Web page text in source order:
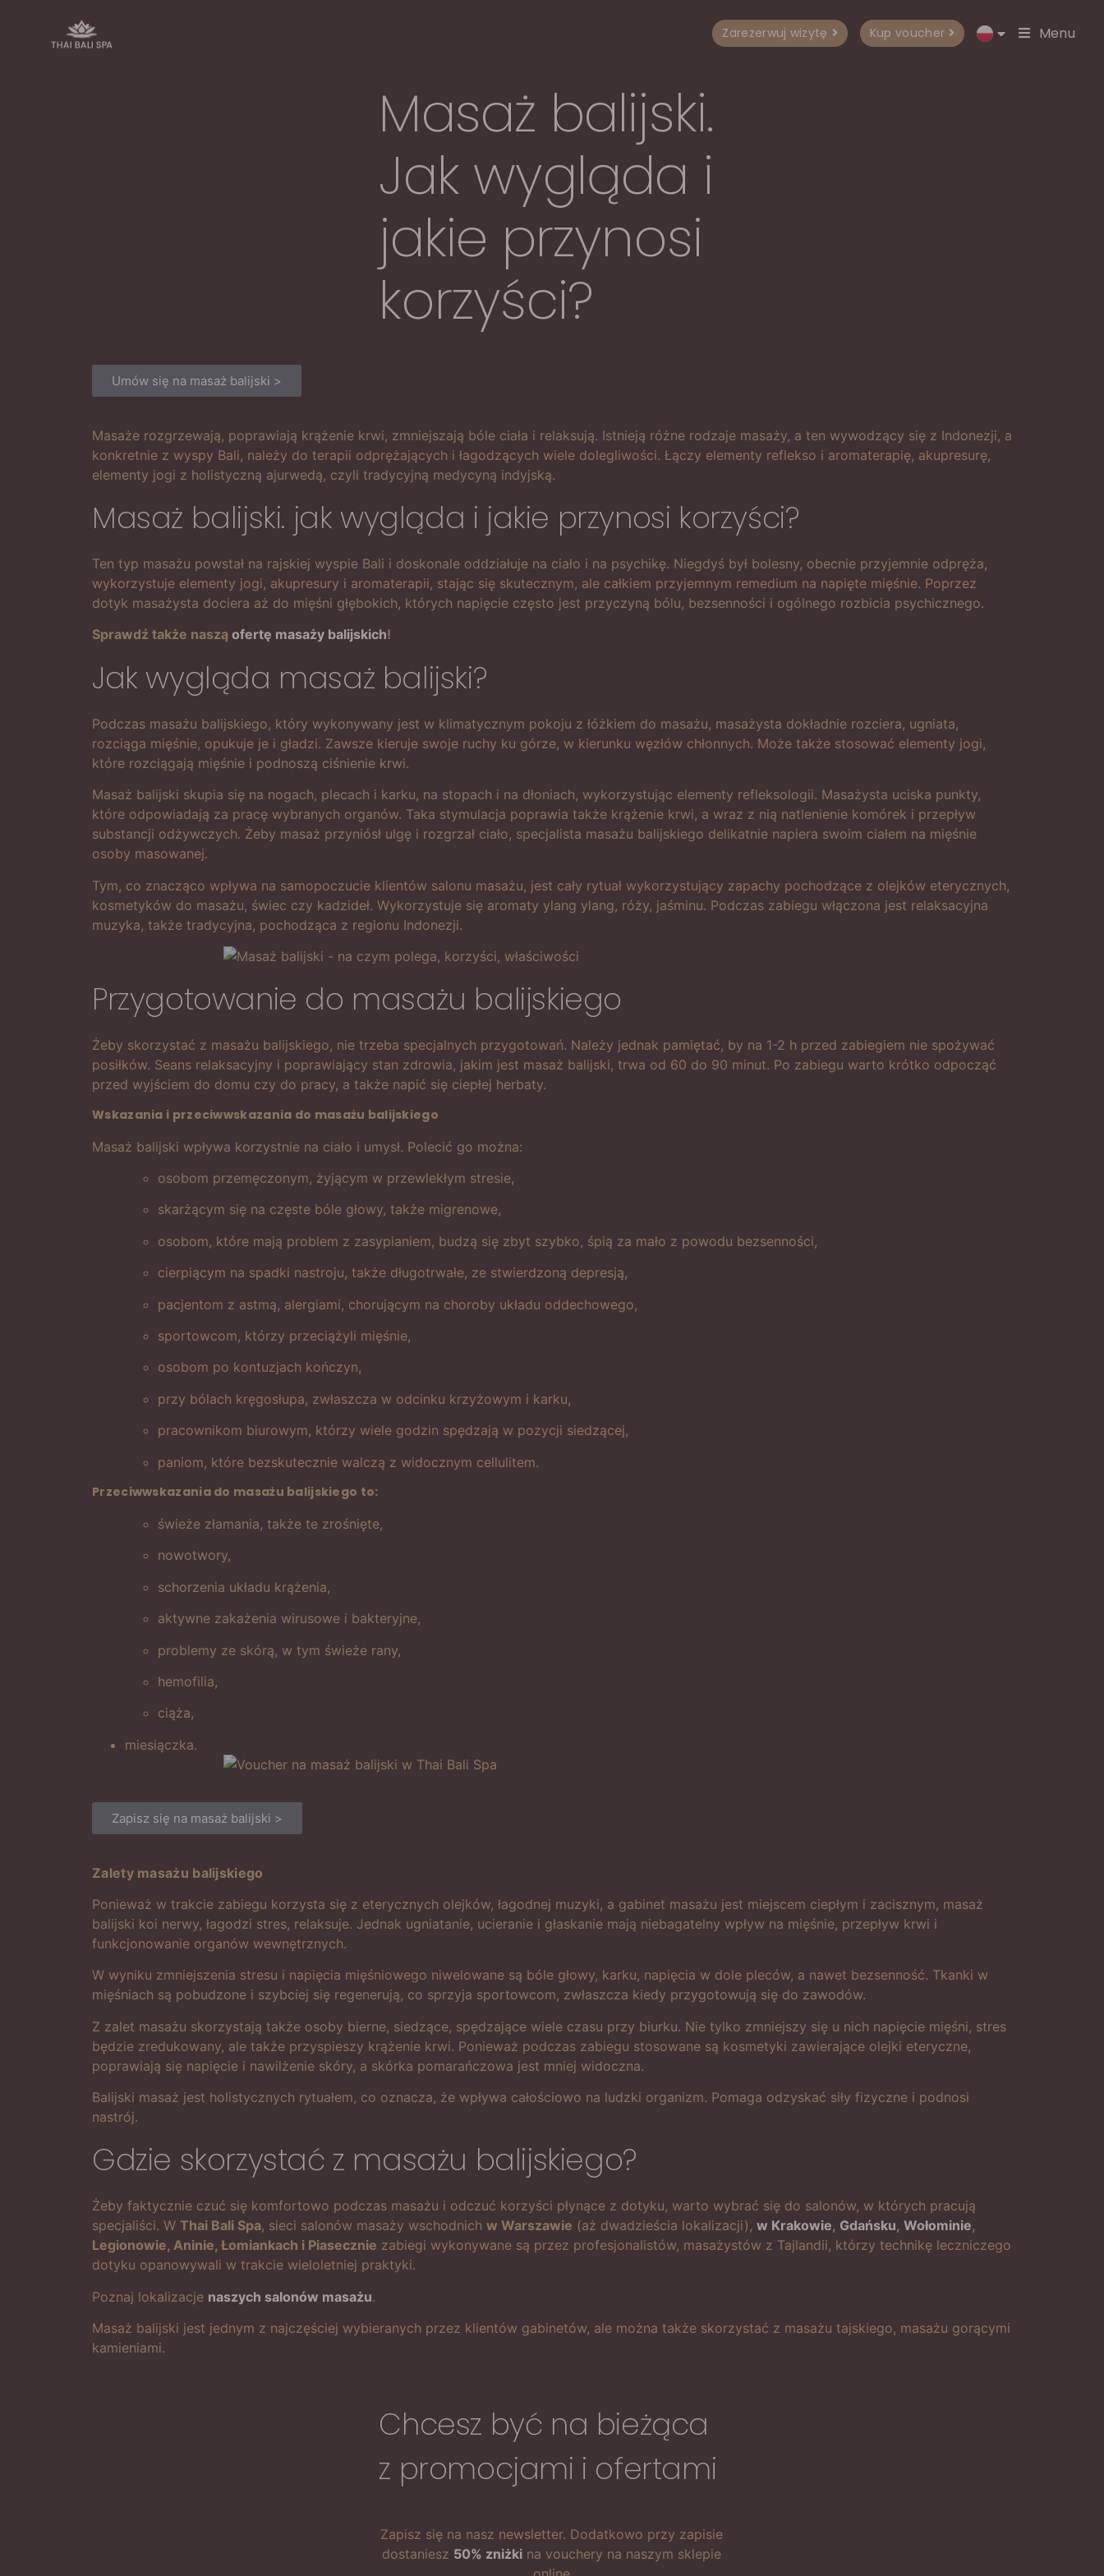
Zarezerwuj wizytę Kup voucher Menu
Masaż balijski.
Jak wygląda i
jakie przynosi
korzyści?
Umów się na masaż balijski >
Masaże rozgrzewają, poprawiają krążenie krwi, zmniejszają bóle ciała i relaksują. Istnieją różne rodzaje masaży, a ten wywodzący się z Indonezji, a
konkretnie z wyspy Bali, należy do terapii odprężających i łagodzących wiele dolegliwości. Łączy elementy reflekso i aromaterapię, akupresurę,
elementy jogi z holistyczną ajurwedą, czyli tradycyjną medycyną indyjską.
Masaż balijski. jak wygląda i jakie przynosi korzyści?
Ten typ masażu powstał na rajskiej wyspie Bali i doskonale oddziałuje na ciało i na psychikę. Niegdyś był bolesny, obecnie przyjemnie odpręża,
wykorzystuje elementy jogi, akupresury i aromaterapii, stając się skutecznym, ale całkiem przyjemnym remedium na napięte mięśnie. Poprzez
dotyk masażysta dociera aż do mięśni głębokich, których napięcie często jest przyczyną bólu, bezsenności i ogólnego rozbicia psychicznego.
Sprawdź także naszą ofertę masaży balijskich!
Jak wygląda masaż balijski?
Podczas masażu balijskiego, który wykonywany jest w klimatycznym pokoju z łóżkiem do masażu, masażysta dokładnie rozciera, ugniata,
rozciąga mięśnie, opukuje je i gładzi. Zawsze kieruje swoje ruchy ku górze, w kierunku węzłów chłonnych. Może także stosować elementy jogi,
które rozciągają mięśnie i podnoszą ciśnienie krwi.
Masaż balijski skupia się na nogach, plecach i karku, na stopach i na dłoniach, wykorzystując elementy refleksologii. Masażysta uciska punkty,
które odpowiadają za pracę wybranych organów. Taka stymulacja poprawia także krążenie krwi, a wraz z nią natlenienie komórek i przepływ
substancji odżywczych. Żeby masaż przyniósł ulgę i rozgrzał ciało, specjalista masażu balijskiego delikatnie napiera swoim ciałem na mięśnie
osoby masowanej.
Tym, co znacząco wpływa na samopoczucie klientów salonu masażu, jest cały rytuał wykorzystujący zapachy pochodzące z olejków eterycznych,
kosmetyków do masażu, świec czy kadzideł. Wykorzystuje się aromaty ylang ylang, róży, jaśminu. Podczas zabiegu włączona jest relaksacyjna
muzyka, także tradycyjna, pochodząca z regionu Indonezji.
Przygotowanie do masażu balijskiego
Żeby skorzystać z masażu balijskiego, nie trzeba specjalnych przygotowań. Należy jednak pamiętać, by na 1-2 h przed zabiegiem nie spożywać
posiłków. Seans relaksacyjny i poprawiający stan zdrowia, jakim jest masaż balijski, trwa od 60 do 90 minut. Po zabiegu warto krótko odpocząć
przed wyjściem do domu czy do pracy, a także napić się ciepłej herbaty.
Wskazania i przeciwwskazania do masażu balijskiego
Masaż balijski wpływa korzystnie na ciało i umysł. Polecić go można:
osobom przemęczonym, żyjącym w przewlekłym stresie,
skarżącym się na częste bóle głowy, także migrenowe,
osobom, które mają problem z zasypianiem, budzą się zbyt szybko, śpią za mało z powodu bezsenności,
cierpiącym na spadki nastroju, także długotrwałe, ze stwierdzoną depresją,
pacjentom z astmą, alergiami, chorującym na choroby układu oddechowego,
sportowcom, którzy przeciążyli mięśnie,
osobom po kontuzjach kończyn,
przy bólach kręgosłupa, zwłaszcza w odcinku krzyżowym i karku,
pracownikom biurowym, którzy wiele godzin spędzają w pozycji siedzącej,
paniom, które bezskutecznie walczą z widocznym cellulitem.
Przeciwwskazania do masażu balijskiego to:
świeże złamania, także te zrośnięte,
nowotwory,
schorzenia układu krążenia,
aktywne zakażenia wirusowe i bakteryjne,
problemy ze skórą, w tym świeże rany,
hemofilia,
ciąża,
miesiączka.
Zapisz się na masaż balijski >
Zalety masażu balijskiego
Ponieważ w trakcie zabiegu korzysta się z eterycznych olejków, łagodnej muzyki, a gabinet masażu jest miejscem ciepłym i zacisznym, masaż
balijski koi nerwy, łagodzi stres, relaksuje. Jednak ugniatanie, ucieranie i głaskanie mają niebagatelny wpływ na mięśnie, przepływ krwi i
funkcjonowanie organów wewnętrznych.
W wyniku zmniejszenia stresu i napięcia mięśniowego niwelowane są bóle głowy, karku, napięcia w dole pleców, a nawet bezsenność. Tkanki w
mięśniach są pobudzone i szybciej się regenerują, co sprzyja sportowcom, zwłaszcza kiedy przygotowują się do zawodów.
Z zalet masażu skorzystają także osoby bierne, siedzące, spędzające wiele czasu przy biurku. Nie tylko zmniejszy się u nich napięcie mięśni, stres
będzie zredukowany, ale także przyspieszy krążenie krwi. Ponieważ podczas zabiegu stosowane są kosmetyki zawierające olejki eteryczne,
poprawiają się napięcie i nawilżenie skóry, a skórka pomarańczowa jest mniej widoczna.
Balijski masaż jest holistycznych rytuałem, co oznacza, że wpływa całościowo na ludzki organizm. Pomaga odzyskać siły fizyczne i podnosi
nastrój.
Gdzie skorzystać z masażu balijskiego?
Żeby faktycznie czuć się komfortowo podczas masażu i odczuć korzyści płynące z dotyku, warto wybrać się do salonów, w których pracują
specjaliści. W Thai Bali Spa, sieci salonów masaży wschodnich w Warszawie (aż dwadzieścia lokalizacji), w Krakowie, Gdańsku, Wołominie,
Legionowie, Aninie, Łomiankach i Piasecznie zabiegi wykonywane są przez profesjonalistów, masażystów z Tajlandii, którzy technikę leczniczego
dotyku opanowywali w trakcie wieloletniej praktyki.
Poznaj lokalizacje naszych salonów masażu.
Masaż balijski jest jednym z najczęściej wybieranych przez klientów gabinetów, ale można także skorzystać z masażu tajskiego, masażu gorącymi
kamieniami.
Chcesz być na bieżąca
z promocjami i ofertami
Zapisz się na nasz newsletter. Dodatkowo przy zapisie
dostaniesz 50% zniżki na vouchery na naszym sklepie